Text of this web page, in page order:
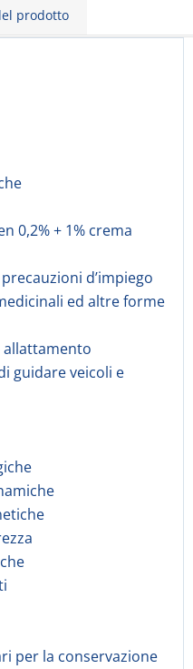
prodotto
0,2% + 1% crema
d’impiego
ed altre forme
allattamento
guidare veicoli e
per la conservazione